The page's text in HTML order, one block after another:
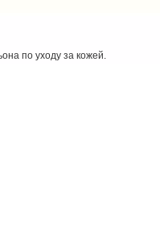
по уходу за кожей.